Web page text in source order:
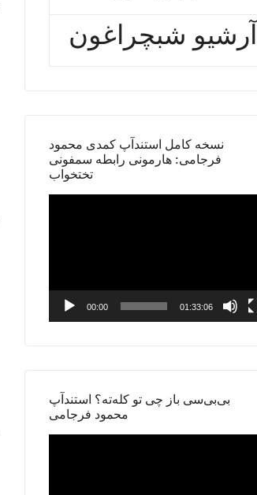
آرشیو شبچراغون
نسخه کامل استندآپ کمدی محمود
فرجامی: هارمونی رابطه سمفونی
تختخواب
00:00 01:33:06
بی‌بی‌سی باز چی تو کله‌ته؟ استندآپ
محمود فرجامی